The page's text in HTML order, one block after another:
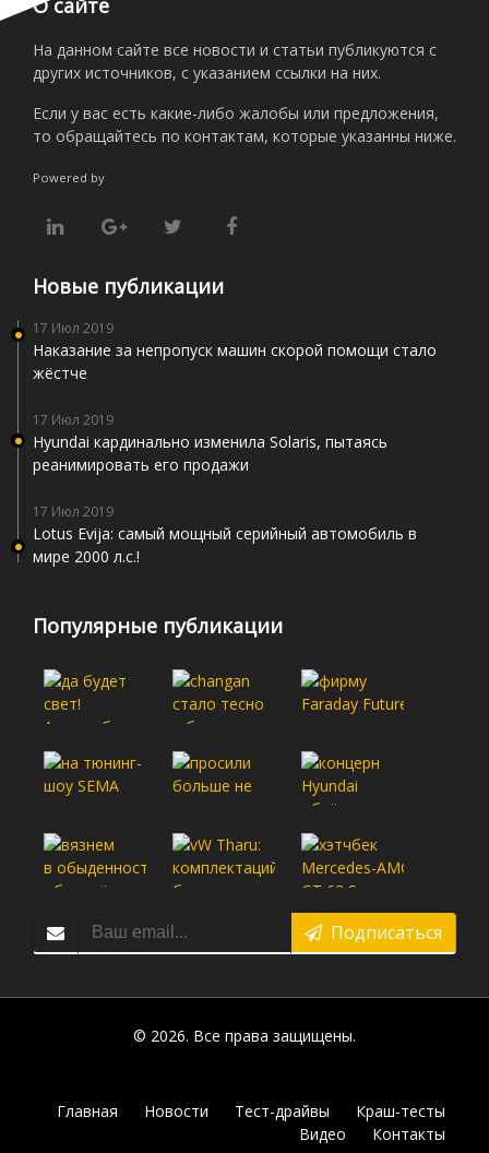
О сайте
На данном сайте все новости и статьи публикуются с
других источников, с указанием ссылки на них.
Если у вас есть какие-либо жалобы или предложения,
то обращайтесь по контактам, которые указанны ниже.
Powered by
Новые публикации
17 Июл 2019
Наказание за непропуск машин скорой помощи стало
жёстче
17 Июл 2019
Hyundai кардинально изменила Solaris, пытаясь
реанимировать его продажи
17 Июл 2019
Lotus Evija: самый мощный серийный автомобиль в
мире 2000 л.с.!
Популярные публикации
Подписаться
© 2026. Все права защищены.
Главная Новости Тест-драйвы
Краш-тесты
Видео
Контакты